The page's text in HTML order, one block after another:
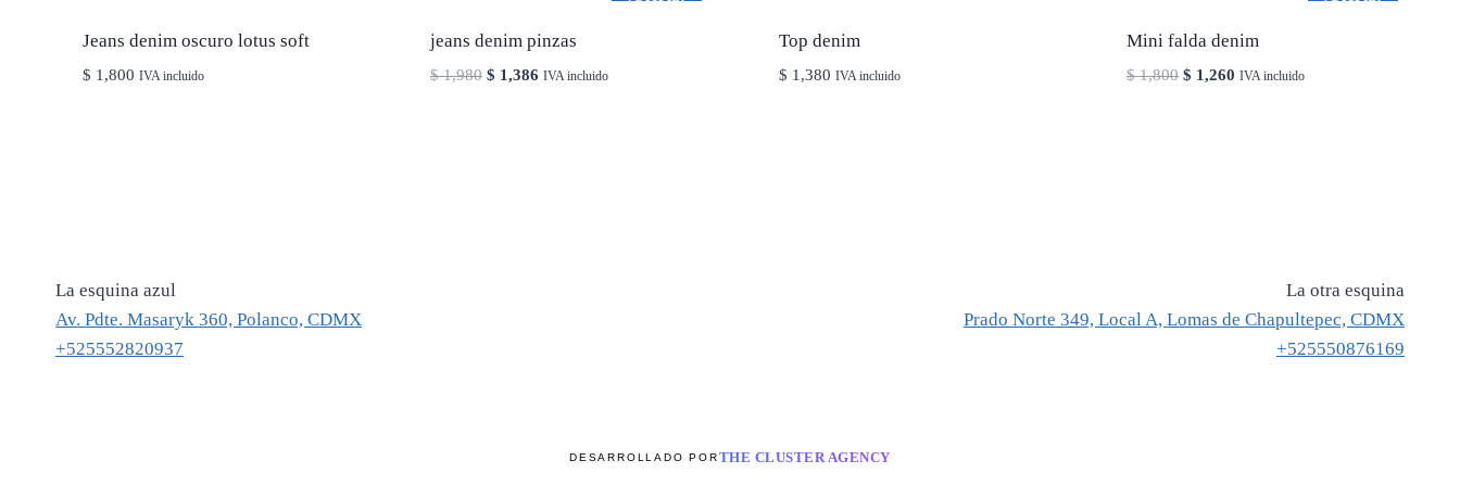
Jeans denim oscuro lotus soft
$ 1,800 IVA incluido
jeans denim pinzas
$1,980 El
$ 1,386 El
IVA incluido
Top denim
$ 1,380 IVA incluido
Mini falda denim
$1,800 El
$ 1,260 El
IVA incluido
La esquina azul
Av. Pdte. Masaryk 360, Polanco, CDMX
+525552820937
La otra esquina
Prado Norte 349, Local A, Lomas de Chapultepec, CDMX
+525550876169
DESARROLLADO PORTHE CLUSTER AGENCY